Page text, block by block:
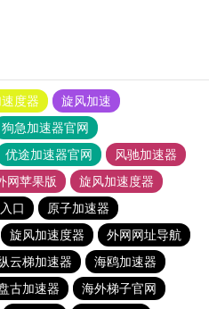
度器
旋风加速
狗急加速器官网
优途加速器官网
风驰加速器
网苹果版
旋风加速度器
口
原子加速器
旋风加速度器
外网网址导航
云梯加速器
海鸥加速器
古加速器
海外梯子官网